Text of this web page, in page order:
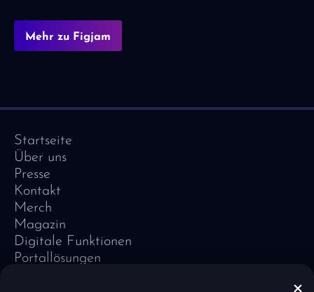
Mehr zu Figjam
Startseite
Über uns
Presse
Kontakt
Merch
Magazin
Digitale Funktionen
Portallösungen